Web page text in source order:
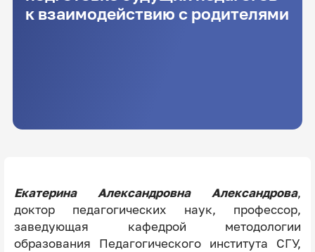
к взаимодействию с родителями
Екатерина Александровна Александрова,
доктор педагогических наук, профессор,
заведующая кафедрой методологии
образования Педагогического института СГУ,